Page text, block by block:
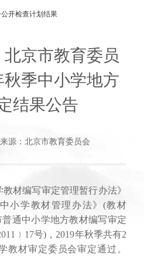
开检查计划结果
北京市教育委员
秋季中小学地方
结果公告
源：北京市教育委员会
编写审定管理暂行办法》
小学教材管理办法》(教材
普通中小学地方教材编写审定
号)，2019年秋季共有2
教材审定委员会审定通过。